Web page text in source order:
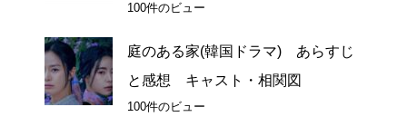
100件のビュー
庭のある家(韓国ドラマ) あらすじ
と感想 キャスト・相関図
100件のビュー